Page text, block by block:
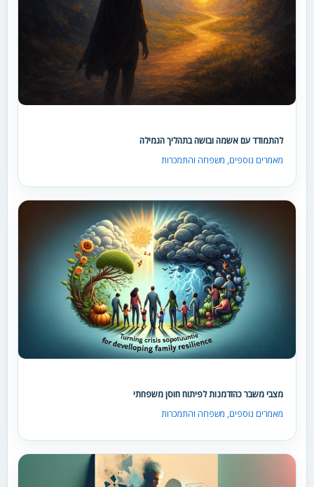
להתמודד עם אשמה ובושה בתהליך הגמילה
מאמרים נוספים, משפחה והתמכרות
מצבי משבר כהזדמנות לפיתוח חוסן משפחתי
מאמרים נוספים, משפחה והתמכרות